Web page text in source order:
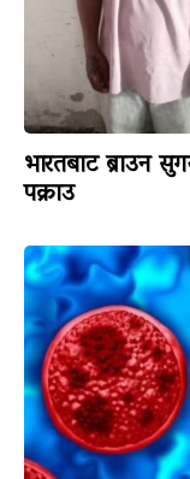
भारतबाट
पक्राउ